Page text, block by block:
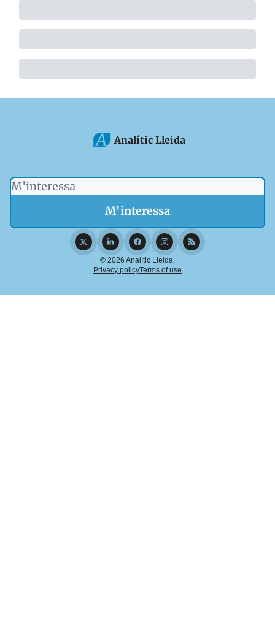
Analític Lleida
© 2026 Analític Lleida.
Privacy policyTerms of use